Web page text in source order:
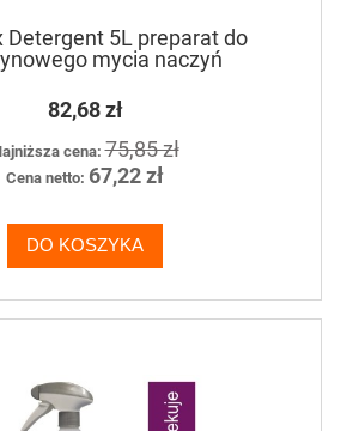
Detergent 5L preparat do
mycia naczyń
82,68 zł
cena:75,85 zł
Cena netto: 67,22 zł
DO KOSZYKA